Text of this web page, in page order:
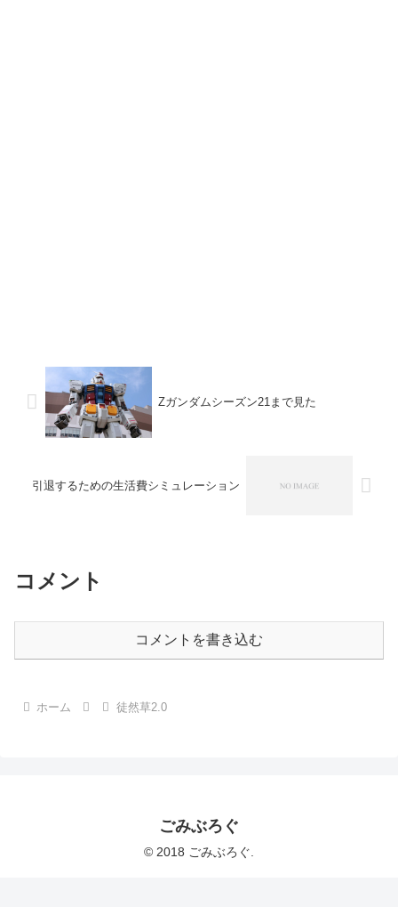
Ζガンダムシーズン21まで見た
引退するための生活費シミュレーション
コメント
コメントを書き込む
ホーム 徒然草2.0
ごみぶろぐ
© 2018 ごみぶろぐ.